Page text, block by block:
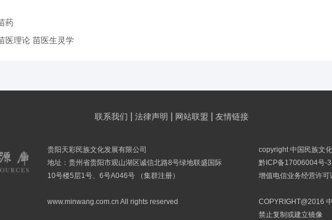
药
医理论 苗医生灵学
联系我们 法律声明 网站联盟 友情链接
贵阳天彩民族文化发展有限公司
地址：贵州省贵阳市观山湖区诚信北路8号绿地联盛国际
10号楼5层1号、6号A046号 （集群注册）
www.minwang.com.cn All rights reserved
copyright 中国民族文
黔ICP备17006004号-3
增值电信业务经营许
COPYRIGHT@2016
禁止复制或建立镜像